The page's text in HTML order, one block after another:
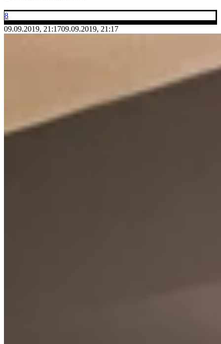
8
09.09.2019, 21:1709.09.2019, 21:17